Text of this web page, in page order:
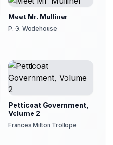
Meet Mr. Mulliner
P. G. Wodehouse
Petticoat Government,
Volume 2
Frances Milton Trollope